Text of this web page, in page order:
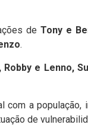
de Tony e
.
e Lenno,
a população,
de